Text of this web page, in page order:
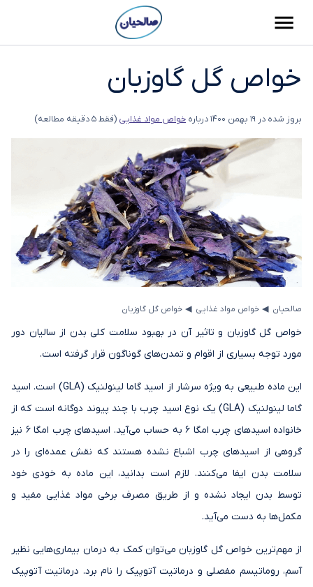
خواص گل گاوزبان
بروز شده در 19 بهمن 1400 درباره خواص مواد غذایی (فقط 5 دقیقه مطالعه)
صالحیان ◂ خواص مواد غذایی ◂ خواص گل گاوزبان
خواص گل گاوزبان و تاثیر آن در بهبود سلامت کلی بدن از سالیان دور
مورد توجه بسیاری از اقوام و تمدن‌های گوناگون قرار گرفته است.
این ماده طبیعی به ویژه سرشار از اسید گاما لینولنیک (GLA) است. اسید
گاما لینولنیک (GLA) یک نوع اسید چرب با چند پیوند دوگانه است که از
خانواده اسیدهای چرب امگا ۶ به حساب می‌آید. اسیدهای چرب امگا ۶ نیز
گروهی از اسیدهای چرب اشباع نشده هستند که نقش عمده‌ای را در
سلامت بدن ایفا می‌کنند. لازم است بدانید، این ماده به خودی خود
توسط بدن ایجاد نشده و از طریق مصرف برخی مواد غذایی مفید و
مکمل‌ها به دست می‌آید.
از مهم‌ترین خواص گل گاوزبان می‌توان کمک به درمان بیماری‌هایی نظیر
آسم، روماتیسم مفصلی و درماتیت آتوپیک را نام برد. درماتیت آتوپیک